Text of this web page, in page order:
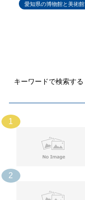
愛知県の博物館と美術館
1
2